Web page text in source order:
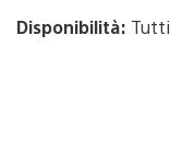
Disponibilità: Tutti